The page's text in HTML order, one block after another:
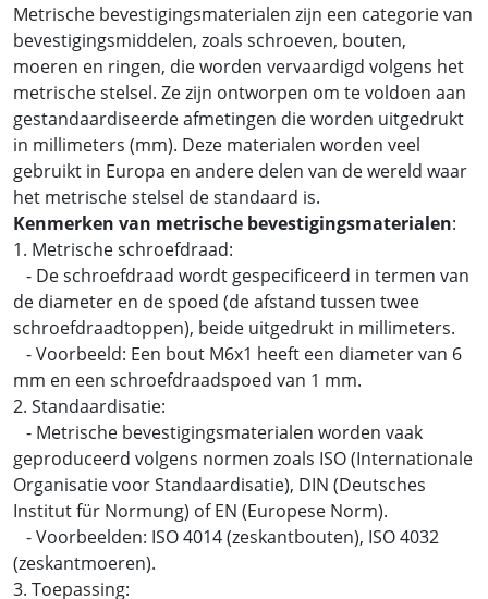
Metrische bevestigingsmaterialen zijn een categorie van
bevestigingsmiddelen, zoals schroeven, bouten,
moeren en ringen, die worden vervaardigd volgens het
metrische stelsel. Ze zijn ontworpen om te voldoen aan
gestandaardiseerde afmetingen die worden uitgedrukt
in millimeters (mm). Deze materialen worden veel
gebruikt in Europa en andere delen van de wereld waar
het metrische stelsel de standaard is.
Kenmerken van metrische bevestigingsmaterialen:
1. Metrische schroefdraad:
- De schroefdraad wordt gespecificeerd in termen van
de diameter en de spoed (de afstand tussen twee
schroefdraadtoppen), beide uitgedrukt in millimeters.
- Voorbeeld: Een bout M6x1 heeft een diameter van 6
mm en een schroefdraadspoed van 1 mm.
2. Standaardisatie:
- Metrische bevestigingsmaterialen worden vaak
geproduceerd volgens normen zoals ISO (Internationale
Organisatie voor Standaardisatie), DIN (Deutsches
Institut für Normung) of EN (Europese Norm).
- Voorbeelden: ISO 4014 (zeskantbouten), ISO 4032
(zeskantmoeren).
3. Toepassing: